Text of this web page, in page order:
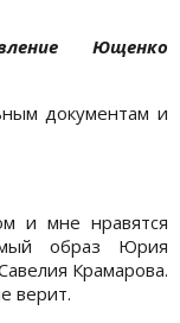
Ющенко
документам и
и мне нравятся
образ Юрия
Крамарова.
верит.